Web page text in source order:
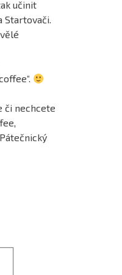
učinit
Startovači.
či nechcete